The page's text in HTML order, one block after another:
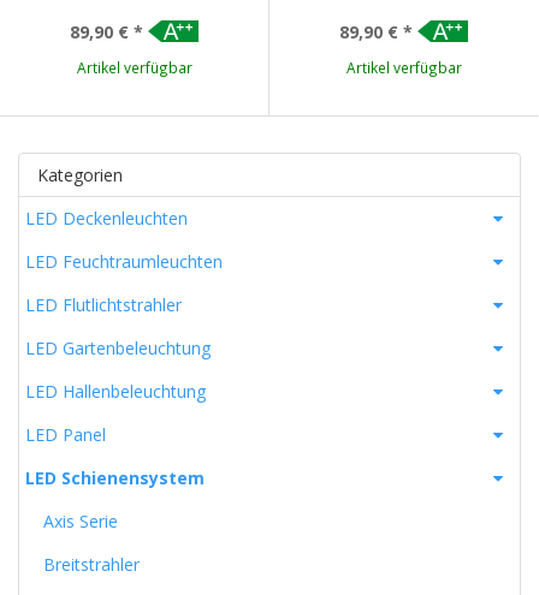
89,90 € *
Artikel verfügbar
89,90 € *
Artikel verfügbar
Kategorien
LED Deckenleuchten
LED Feuchtraumleuchten
LED Flutlichtstrahler
LED Gartenbeleuchtung
LED Hallenbeleuchtung
LED Panel
LED Schienensystem
Axis Serie
Breitstrahler